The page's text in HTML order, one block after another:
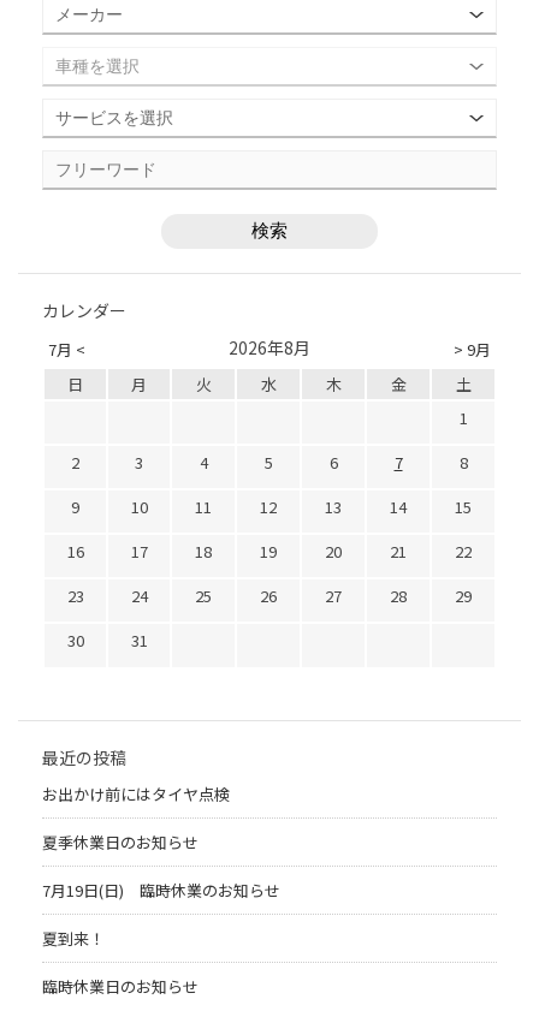
カレンダー
7月 < > 9月
2026年8月
日 月 火 水 木 金
土
1
2
3 4 5 6 7
8
9
10 11 12 13 14
15
16
17 18 19 20 21
22
23
24 25 26 27 28
29
30
31
最近の投稿
お出かけ前にはタイヤ点検
夏季休業日のお知らせ
7月19日(日) 臨時休業のお知らせ
夏到来！
臨時休業日のお知らせ